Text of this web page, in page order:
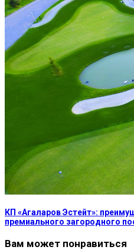
КП «Агаларов Эстейт»:
премиального загородного
Вам может понравиться